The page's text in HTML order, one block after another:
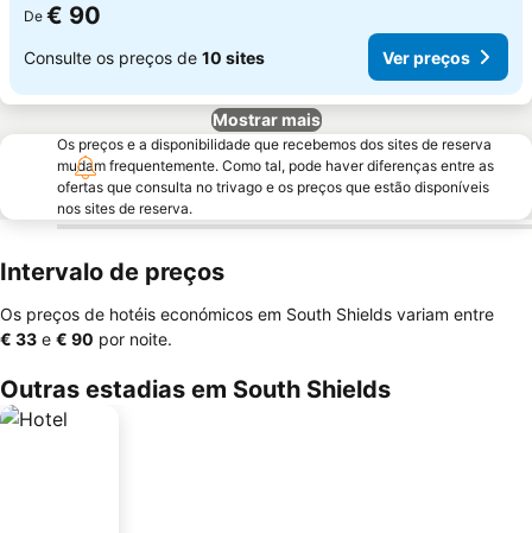
De € 90
Consulte os preços de 10 sites Ver preços
Mostrar mais
Os preços e a disponibilidade que recebemos dos sites de reserva
mudam frequentemente. Como tal, pode haver diferenças entre as
ofertas que consulta no trivago e os preços que estão disponíveis
nos sites de reserva.
Intervalo de preços
Os preços de hotéis económicos em South Shields variam entre
‎€ 33 e ‎€ 90 por noite.
Outras estadias em South Shields